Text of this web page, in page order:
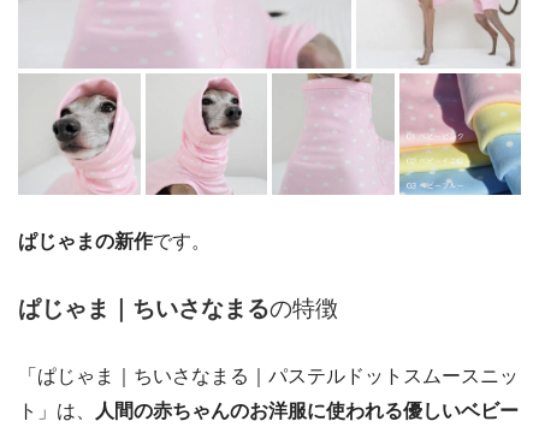
ぱじゃまの新作です。
ぱじゃま｜ちいさなまるの特徴
「ぱじゃま｜ちいさなまる｜パステルドットスムースニッ
ト」は、
人間の赤ちゃんのお洋服に使われる優しいベビー